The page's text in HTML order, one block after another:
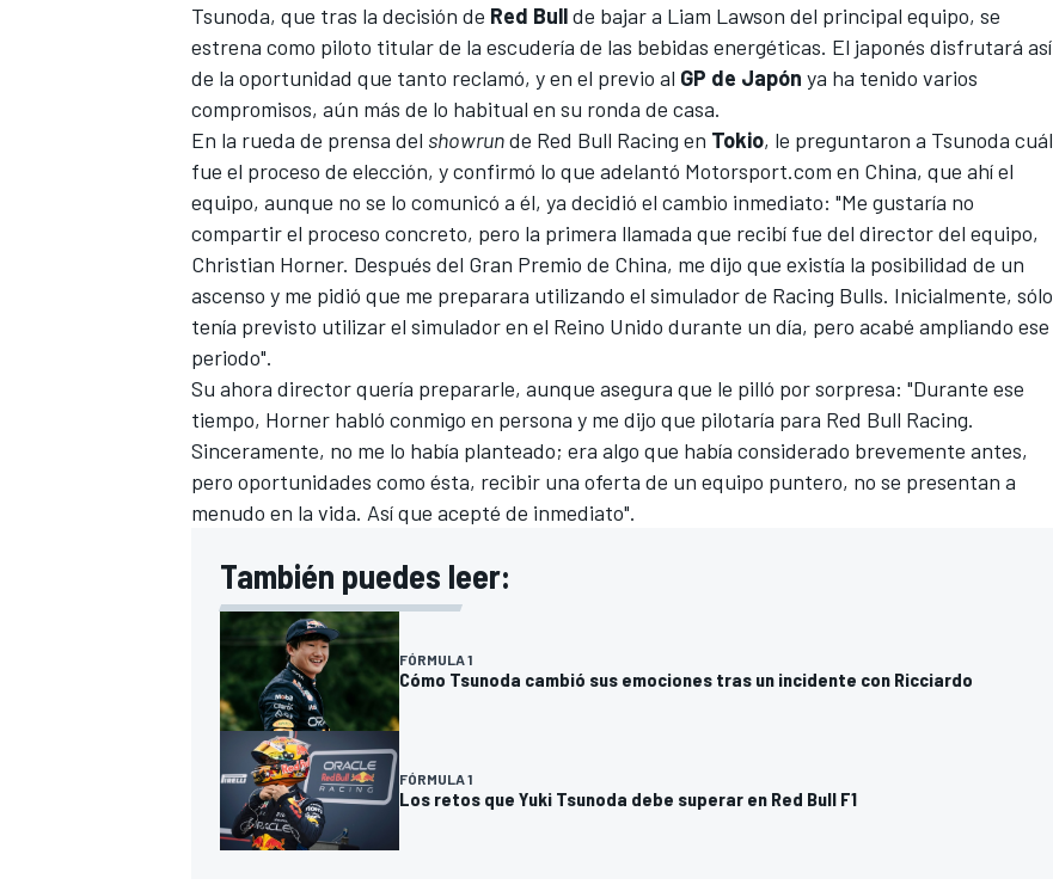
Tsunoda, que tras la decisión de Red Bullde bajar a Liam Lawson del principal equipo, se
estrena como piloto titular de la escudería de las bebidas energéticas. El japonés disfrutará así
de la oportunidad que tanto reclamó, y en el previo al GP de Japón ya ha tenido varios
compromisos, aún más de lo habitual en su ronda de casa.
En la rueda de prensa del showrunde Red Bull Racing en Tokio, le preguntaron a Tsunoda cuál
fue el proceso de elección, y confirmó lo que adelantó Motorsport.com en China, que ahí el
equipo, aunque no se lo comunicó a él, ya decidió el cambio inmediato: "Me gustaría no
compartir el proceso concreto, pero la primera llamada que recibí fue del director del equipo,
Christian Horner. Después del Gran Premio de China, me dijo que existía la posibilidad de un
ascenso y me pidió que me preparara utilizando el simulador de Racing Bulls. Inicialmente, sólo
tenía previsto utilizar el simulador en el Reino Unido durante un día, pero acabé ampliando ese
periodo".
Su ahora director quería prepararle, aunque asegura que le pilló por sorpresa: "Durante ese
tiempo, Horner habló conmigo en persona y me dijo que pilotaría para Red Bull Racing.
Sinceramente, no me lo había planteado; era algo que había considerado brevemente antes,
pero oportunidades como ésta, recibir una oferta de un equipo puntero, no se presentan a
menudo en la vida. Así que acepté de inmediato".
También puedes leer:
FÓRMULA 1
Cómo Tsunoda cambió sus emociones tras un incidente con Ricciardo
FÓRMULA 1
Los retos que Yuki Tsunoda debe superar en Red Bull F1